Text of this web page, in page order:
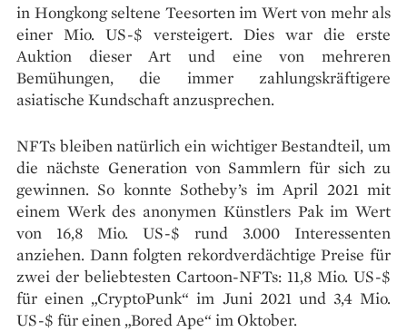
in Hongkong seltene Teesorten im Wert von mehr als
einer Mio. US-$ versteigert. Dies war die erste
Auktion dieser Art und eine von mehreren
Bemühungen, die immer zahlungskräftigere
asiatische Kundschaft anzusprechen.
NFTs bleiben natürlich ein wichtiger Bestandteil, um
die nächste Generation von Sammlern für sich zu
gewinnen. So konnte Sotheby’s im April 2021 mit
einem Werk des anonymen Künstlers Pak im Wert
von 16,8 Mio. US-$ rund 3.000 Interessenten
anziehen. Dann folgten rekordverdächtige Preise für
zwei der beliebtesten Cartoon-NFTs: 11,8 Mio. US-$
für einen „CryptoPunk“ im Juni 2021 und 3,4 Mio.
US-$ für einen „Bored Ape“ im Oktober.